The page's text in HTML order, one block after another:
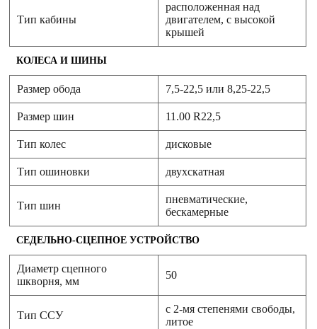
Тип кабины
расположенная над
двигателем, с высокой
крышей
КОЛЕСА И ШИНЫ
Размер обода 7,5-22,5 или 8,25-22,5
Размер шин 11.00 R22,5
Тип колес дисковые
Тип ошиновки двухскатная
Тип шин
пневматические,
бескамерные
СЕДЕЛЬНО-СЦЕПНОЕ УСТРОЙСТВО
Диаметр сцепного
шкворня, мм
50
Тип ССУ
с 2-мя степенями свободы,
литое